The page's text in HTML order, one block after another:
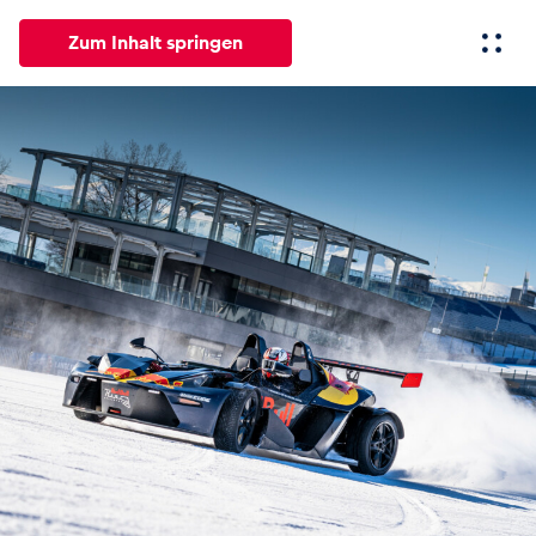
Zum Inhalt springen
Alle News
News
Alle anzeigen
Events
Alle anzeigen